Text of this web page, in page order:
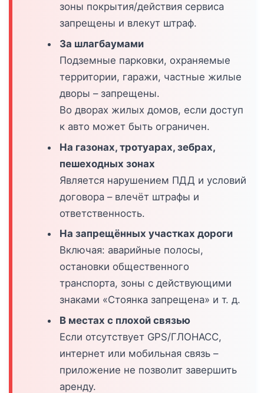
зоны покрытия/действия сервиса
запрещены и влекут штраф.
За шлагбаумами
Подземные парковки, охраняемые
территории, гаражи, частные жилые
дворы – запрещены.
Во дворах жилых домов, если доступ
к авто может быть ограничен.
На газонах, тротуарах, зебрах,
пешеходных зонах
Является нарушением ПДД и условий
договора – влечёт штрафы и
ответственность.
На запрещённых участках дороги
Включая: аварийные полосы,
остановки общественного
транспорта, зоны с действующими
знаками «Стоянка запрещена» и т. д.
В местах с плохой связью
Если отсутствует GPS/ГЛОНАСС,
интернет или мобильная связь –
приложение не позволит завершить
аренду.